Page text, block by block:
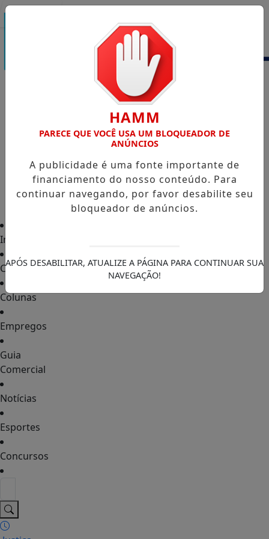
Início
Classificados
Colunas
Empregos
Guia
Comercial
Notícias
Esportes
Concursos
HAMM
PARECE QUE VOCÊ USA UM BLOQUEADOR DE
ANÚNCIOS
A publicidade é uma fonte importante de
financiamento do nosso conteúdo. Para
continuar navegando, por favor desabilite seu
bloqueador de anúncios.
APÓS DESABILITAR, ATUALIZE A PÁGINA PARA CONTINUAR SUA
NAVEGAÇÃO!